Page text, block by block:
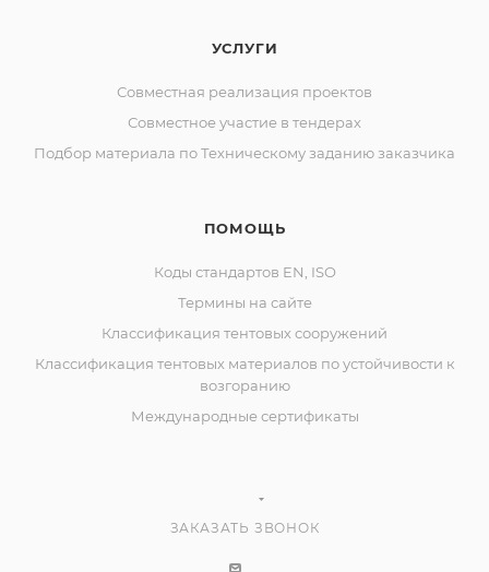
УСЛУГИ
Совместная реализация проектов
Совместное участие в тендерах
Подбор материала по Техническому заданию заказчика
ПОМОЩЬ
Коды стандартов EN, ISO
Термины на сайте
Классификация тентовых сооружений
Классификация тентовых материалов по устойчивости к
возгоранию
Международные сертификаты
ЗАКАЗАТЬ ЗВОНОК